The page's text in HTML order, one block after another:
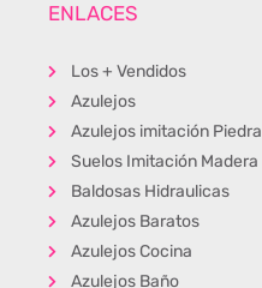
ENLACES
Los + Vendidos
Azulejos
Azulejos imitación Piedra
Suelos Imitación Madera
Baldosas Hidraulicas
Azulejos Baratos
Azulejos Cocina
Azulejos Baño